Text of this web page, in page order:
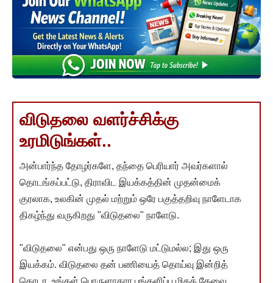
விடுதலை வளர்ச்சிக்கு
உரமிடுங்கள்..
அன்பார்ந்த தோழர்களே, தந்தை பெரியார் அவர்களால்
தொடங்கப்பட்டு, திராவிட இயக்கத்தின் முதன்மைக்
குரலாக, உலகின் முதல் மற்றும் ஒரே பகுத்தறிவு நாளேடாக
திகழ்ந்து வருகிறது "விடுதலை" நாளேடு.
"விடுதலை" என்பது ஒரு நாளேடு மட்டுமல்ல; இது ஒரு
இயக்கம். விடுதலை தன் பணியைத் தொய்வு இன்றித்